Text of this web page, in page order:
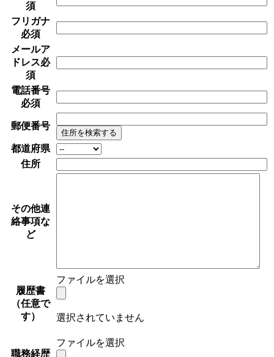
須
フリガナ
必須
メールア
ドレス必
須
電話番号
必須
郵便番号
住所を検索する
都道府県
住所
その他連
絡事項な
ど
履歴書
（任意で
す）
ファイルを選択
選択されていません
職務経歴
ファイルを選択